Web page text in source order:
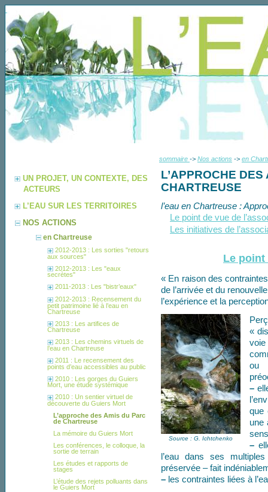
sommaire -> Nos actions -> en
L’APPROCHE
CHARTREUSE
l’eau en Chartreuse :
Le point de vue de
Les initiatives de
Le point
« En raison des
de l’arrivée et du
l’expérience et la
Source : G. Ichtchenko
«
ou
–
que
une
–
l’eau dans ses
préservée – fait
– les contraintes liées à
UN PROJET, UN CONTEXTE, DES
ACTEURS
L’EAU SUR LES TERRITOIRES
NOS ACTIONS
en Chartreuse
2012-2013 : Les sorties "retours
aux sources"
2012-2013 : Les "eaux
secrètes"
2011-2013 : Les "bistr’eaux"
2012-2013 : Recensement du
petit patrimoine lié à l’eau en
Chartreuse
2013 : Les artifices de
Chartreuse
2013 : Les chemins virtuels de
l’eau en Chartreuse
2011 : Le recensement des
points d’eau accessibles au public
2010 : Les gorges du Guiers
Mort, une étude systémique
2010 : Un sentier virtuel de
découverte du Guiers Mort
L’approche des Amis du Parc
de Chartreuse
La mémoire du Guiers Mort
Les conférences, le colloque, la
sortie de terrain
Les études et rapports de
stages
L’étude des rejets polluants dans
le Guiers Mort